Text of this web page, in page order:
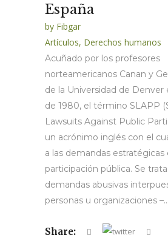
España
by Fibgar
Artículos, Derechos humanos
Acuñado por los profesores
norteamericanos Canan y
de la Universidad de Denver
de 1980, el término SLAPP
Lawsuits Against Public
un acrónimo inglés con el
a las demandas estratégicas
participación pública. Se
demandas abusivas
personas u organizaciones –...
Share: